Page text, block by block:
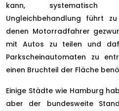
kann, systematisch
Ungleichbehandlung führt
denen Motorradfahrer
mit Autos zu teilen und
Parkscheinautomaten zu
einen Bruchteil der Fläche
Einige Städte wie Hamburg
aber der bundesweite